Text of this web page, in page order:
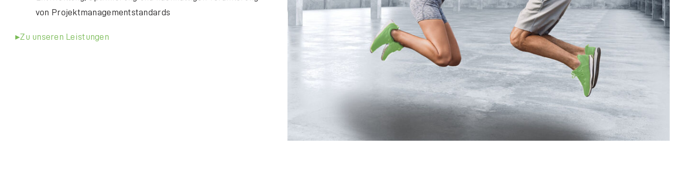
von Projektmanagementstandards
Zu unseren Leistungen